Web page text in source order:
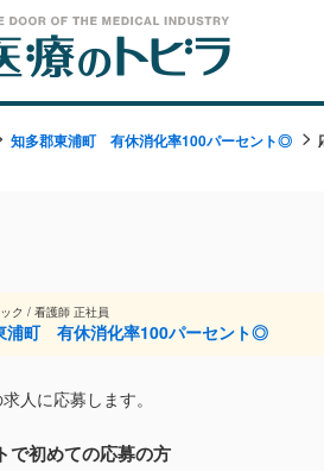
知多郡東浦町 有休消化率100パーセント◎
ク / 看護師 正社員
浦町 有休消化率100パーセント◎
人に応募します。
で初めての応募の方